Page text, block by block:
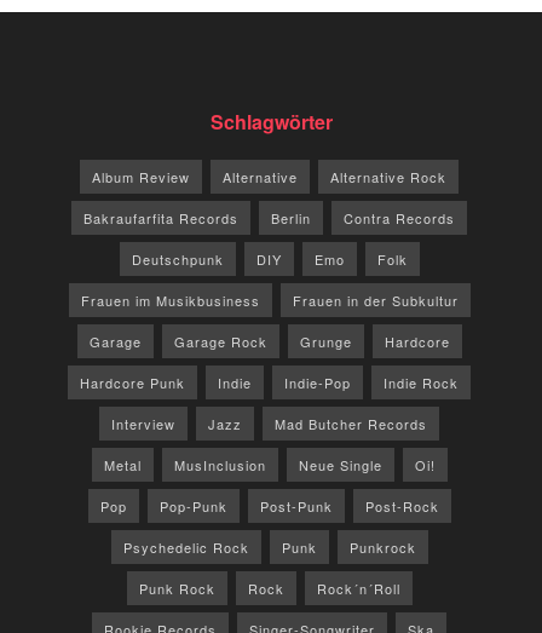
Schlagwörter
Album Review Alternative Alternative Rock
Bakraufarfita Records Berlin Contra Records
Deutschpunk DIY Emo Folk
Frauen im Musikbusiness Frauen in der Subkultur
Garage Garage Rock Grunge Hardcore
Hardcore Punk Indie Indie-Pop Indie Rock
Interview Jazz Mad Butcher Records
Metal MusInclusion Neue Single Oi!
Pop Pop-Punk Post-Punk Post-Rock
Psychedelic Rock Punk Punkrock
Punk Rock Rock Rock´n´Roll
Rookie Records Singer-Songwriter Ska